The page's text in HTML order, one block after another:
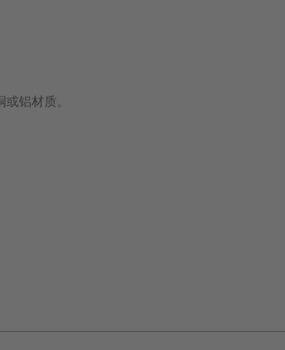
铝材质。